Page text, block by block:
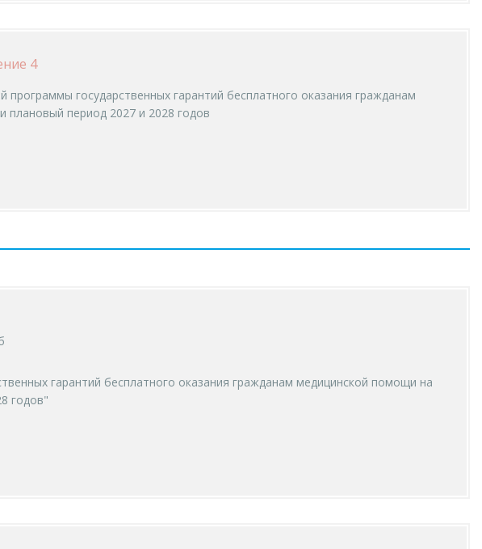
4
государственных гарантий бесплатного оказания гражданам
плановый период 2027 и 2028 годов
гарантий бесплатного оказания гражданам медицинской помощи на
годов"